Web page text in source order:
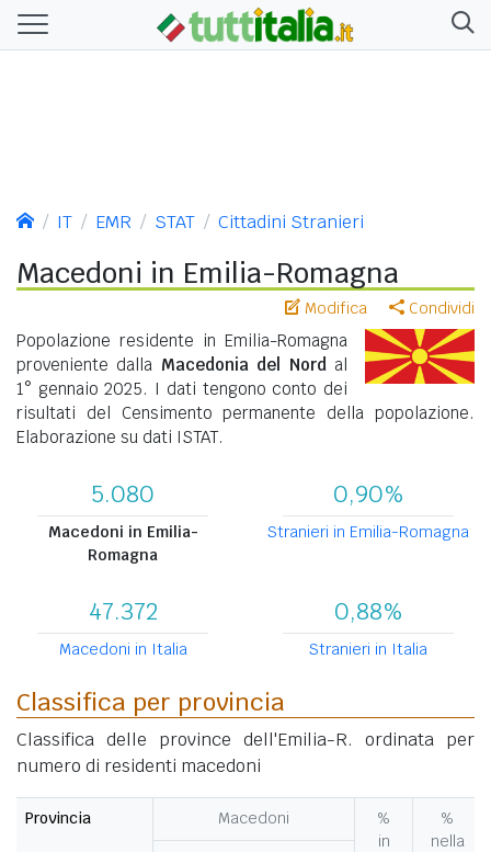
IT EMR STAT Cittadini Stranieri
Macedoni in Emilia-Romagna
Modifica Condividi
Popolazione residente in Emilia-Romagna
proveniente dalla Macedonia del Nord al
1° gennaio 2025. I dati tengono conto dei
risultati del Censimento permanente della popolazione.
Elaborazione su dati ISTAT.
5.080
Macedoni in Emilia-
Romagna
0,90%
Stranieri in Emilia-Romagna
47.372
Macedoni in Italia
0,88%
Stranieri in Italia
Classifica per provincia
Classifica delle province dell'Emilia-R. ordinata per
numero di residenti macedoni
Provincia Macedoni
%
in
%
nella